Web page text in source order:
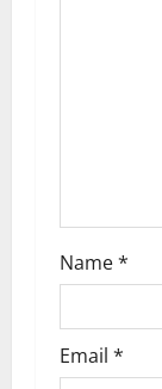
Name*
Email *